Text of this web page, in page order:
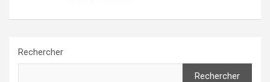
Rechercher
Rechercher